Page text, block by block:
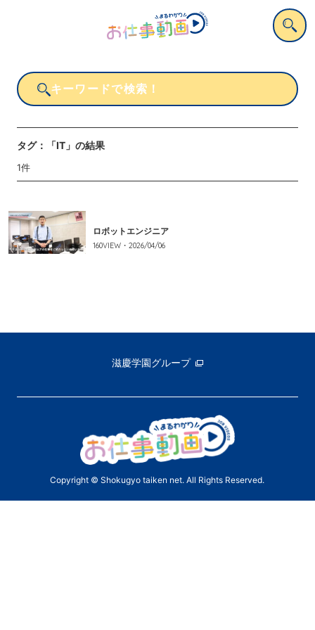
タグ： 「IT」 の結果
1件
ロボットエンジニア
160VIEW・ 2026/04/06
滋慶学園グループ
Copyright © Shokugyo taiken net. All Rights Reserved.